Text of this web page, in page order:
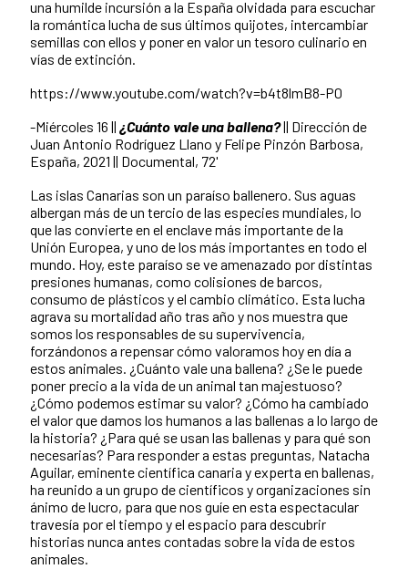
una humilde incursión a la España olvidada para escuchar
la romántica lucha de sus últimos quijotes, intercambiar
semillas con ellos y poner en valor un tesoro culinario en
vías de extinción.
https://www.youtube.com/watch?v=b4t8lmB8-P0
-Miércoles 16 || ¿Cuánto vale una ballena?|| Dirección de
Juan Antonio Rodríguez Llano y Felipe Pinzón Barbosa,
España, 2021 || Documental, 72'
Las islas Canarias son un paraíso ballenero. Sus aguas
albergan más de un tercio de las especies mundiales, lo
que las convierte en el enclave más importante de la
Unión Europea, y uno de los más importantes en todo el
mundo. Hoy, este paraíso se ve amenazado por distintas
presiones humanas, como colisiones de barcos,
consumo de plásticos y el cambio climático. Esta lucha
agrava su mortalidad año tras año y nos muestra que
somos los responsables de su supervivencia,
forzándonos a repensar cómo valoramos hoy en día a
estos animales. ¿Cuánto vale una ballena? ¿Se le puede
poner precio a la vida de un animal tan majestuoso?
¿Cómo podemos estimar su valor? ¿Cómo ha cambiado
el valor que damos los humanos a las ballenas a lo largo de
la historia? ¿Para qué se usan las ballenas y para qué son
necesarias? Para responder a estas preguntas, Natacha
Aguilar, eminente científica canaria y experta en ballenas,
ha reunido a un grupo de científicos y organizaciones sin
ánimo de lucro, para que nos guíe en esta espectacular
travesía por el tiempo y el espacio para descubrir
historias nunca antes contadas sobre la vida de estos
animales.